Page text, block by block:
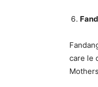
care le